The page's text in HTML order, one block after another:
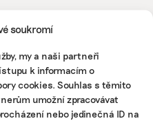
soukromí
my a naši partneři
k informacím o
cookies. Souhlas s těmito
umožní zpracovávat
nebo jedinečná ID na